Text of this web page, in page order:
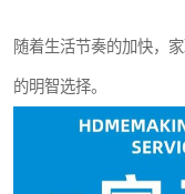
随着生活节奏的加快，
的明智选择。